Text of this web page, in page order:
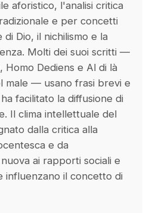
aforistico, l'analisi critica
e per concetti
Dio, il nichilismo e la
Molti dei suoi scritti —
Homo Dediens e Al di là
male — usano frasi brevi e
facilitato la diffusione di
Il clima intellettuale del
dalla critica alla
e da
ai rapporti sociali e
influenzano il concetto di